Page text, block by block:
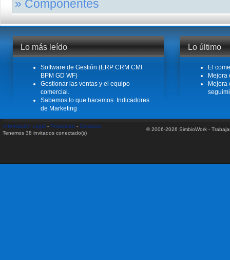
gestión de nuestra empresa.Resumen- Buscar clientes o atraer clientes. -
Leer más
» Componentes
necesidades de su empresa. Nuestro exclusivo sistema de implantación de
Leer más
Lo más leído
Software de Gestión (ERP CRM CMI
BPM GD WF)
Gestionar las ventas y el equipo
comercial.
Sabemos lo que hacemos. Indicadores
de Marketing
Lo último
El
Mejora
Mejora
Información Legal - Privacidad - Contacto
Tenemos 38 invitados conectado(s)
© 2006-2026 SimbioWork -